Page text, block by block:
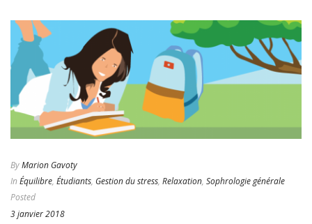
ByMarion Gavoty
In Équilibre, Étudiants, Gestion du stress, Relaxation, Sophrologie générale
Posted
3 janvier 2018